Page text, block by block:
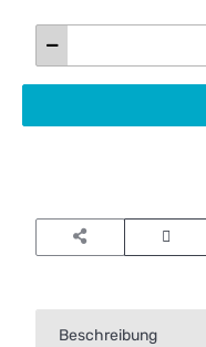
Beschreibung